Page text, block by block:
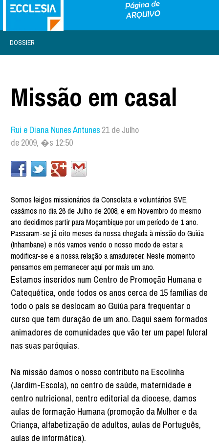
DOSSIER
Missão em casal
Rui e Diana Nunes Antunes 21 de Julho
de 2009, �s 12:50
Somos leigos missionários da Consolata e voluntários SVE,
casámos no dia 26 de Julho de 2008, e em Novembro do mesmo
ano decidimos partir para Moçambique por um período de 1 ano.
Passaram-se já oito meses da nossa chegada à missão do Guiúa
(Inhambane) e nós vamos vendo o nosso modo de estar a
modificar-se e a nossa relação a amadurecer. Neste momento
pensamos em permanecer aqui por mais um ano.
Estamos inseridos num Centro de Promoção Humana e
Catequética, onde todos os anos cerca de 15 famílias de
todo o país se deslocam ao Guiúa para frequentar o
curso que tem duração de um ano. Daqui saem formados
animadores de comunidades que vão ter um papel fulcral
nas suas paróquias.
Na missão damos o nosso contributo na Escolinha
(Jardim-Escola), no centro de saúde, maternidade e
centro nutricional, centro editorial da diocese, damos
aulas de formação Humana (promoção da Mulher e da
Criança, alfabetização de adultos, aulas de Português,
aulas de informática).